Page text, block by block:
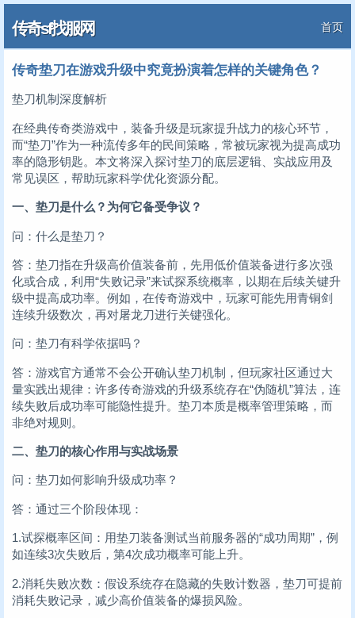
传奇sf找服网 首页
传奇垫刀在游戏升级中究竟扮演着怎样的关键角色？
垫刀机制深度解析
在经典传奇类游戏中，装备升级是玩家提升战力的核心环节，
而“垫刀”作为一种流传多年的民间策略，常被玩家视为提高成功
率的隐形钥匙。本文将深入探讨垫刀的底层逻辑、实战应用及
常见误区，帮助玩家科学优化资源分配。
一、垫刀是什么？为何它备受争议？
问：什么是垫刀？
答：垫刀指在升级高价值装备前，先用低价值装备进行多次强
化或合成，利用“失败记录”来试探系统概率，以期在后续关键升
级中提高成功率。例如，在传奇游戏中，玩家可能先用青铜剑
连续升级数次，再对屠龙刀进行关键强化。
问：垫刀有科学依据吗？
答：游戏官方通常不会公开确认垫刀机制，但玩家社区通过大
量实践出规律：许多传奇游戏的升级系统存在“伪随机”算法，连
续失败后成功率可能隐性提升。垫刀本质是概率管理策略，而
非绝对规则。
二、垫刀的核心作用与实战场景
问：垫刀如何影响升级成功率？
答：通过三个阶段体现：
1.试探概率区间：用垫刀装备测试当前服务器的“成功周期”，例
如连续3次失败后，第4次成功概率可能上升。
2.消耗失败次数：假设系统存在隐藏的失败计数器，垫刀可提前
消耗失败记录，减少高价值装备的爆损风险。